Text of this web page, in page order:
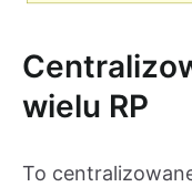
wielu RP
To